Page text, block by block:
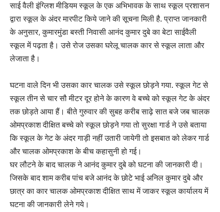
साई वैली इंग्लिश मीडियम स्कूल के एक अभिभावक के साथ स्कूल प्रशासन
द्वारा स्कूल के अंदर मारपीट किये जाने की सूचना मिली है. प्राप्त जानकारी
के अनुसार, कुमारमुंडा बस्ती निवासी आनंद कुमार दुबे का बेटा साईवैली
स्कूल में पढ़ता है। उसे रोज उसका घरेलू चालक कार से स्कूल लाता और
लेजाता है।
घटना वाले दिन भी उसका कार चालक उसे स्कूल छोड़ने गया. स्कूल गेट से
स्कूल तीन से चार सौ मीटर दूर होने के कारण वे बच्चे को स्कूल गेट के अंदर
तक छोड़ते आया हैं। बीते गुरुवार की सुबह करीब साढ़े सात बजे जब चालक
ओमप्रकाश दीक्षित बच्चे को स्कूल छोड़ने गया तो सुरक्षा गार्ड ने उसे बताया
कि स्कूल के गेट के अंदर गाड़ी नहीं उतारी जायेगी तो इसबात को लेकर गार्ड
और चालक ओमप्रकाश के बीच कहासुनी हो गई।
घर लौटने के बाद चालक ने आनंद कुमार दुबे को घटना की जानकारी दी।
जिसके बाद शाम करीब पांच बजे आनंद के छोटे भाई अनिल कुमार दुबे और
छात्र का कार चालक ओमप्रकाश दीक्षित साथ में जाकर स्कूल कार्यालय में
घटना की जानकारी लेने गये।